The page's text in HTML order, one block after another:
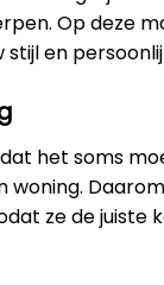
Op deze
en
het soms
woning.
ze de juiste